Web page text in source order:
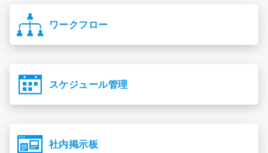
ワークフロー
スケジュール管理
社内掲示板